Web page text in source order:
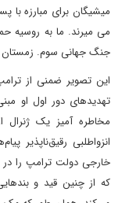
میشیگان برای مبارزه با
می میرند. ما به روسیه
جنگ جهانی سوم.
این تصویر ضمنی از
تهدیدهای دور اول او
مخاطره آمیز یک ژنرال
انزواطلبی رقیق‌ناپذیر
خارجی دولت ترامپ را
که از چنین قید و